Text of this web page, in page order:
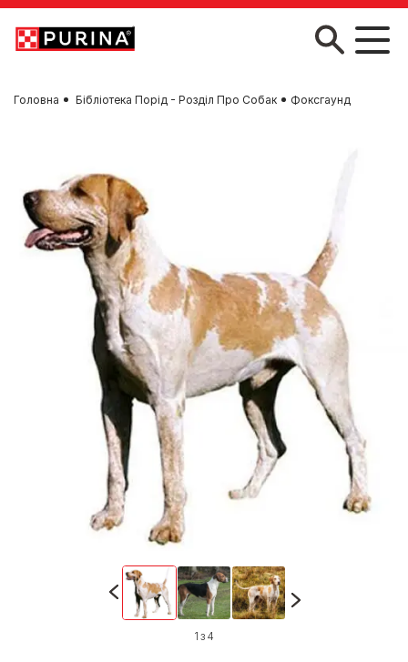
Skip to main content
Головна Бібліотека Порід - Розділ Про Собак Фоксгаунд
1 з 4